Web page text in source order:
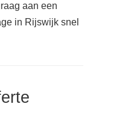
aan een
in Rijswijk snel